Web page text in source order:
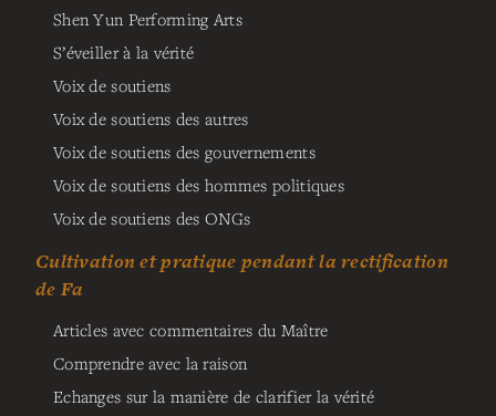
Shen Yun Performing Arts
S’éveiller à la vérité
Voix de soutiens
Voix de soutiens des autres
Voix de soutiens des gouvernements
Voix de soutiens des hommes politiques
Voix de soutiens des ONGs
Cultivation et pratique pendant la rectification
de Fa
Articles avec commentaires du Maître
Comprendre avec la raison
Echanges sur la manière de clarifier la vérité